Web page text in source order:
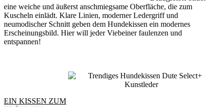
eine weiche und äußerst anschmiegsame Oberfläche, die zum
Kuscheln einlädt. Klare Linien, moderner Ledergriff und
neumodischer Schnitt geben dem Hundekissen ein modernes
Erscheinungsbild. Hier will jeder Viebeiner faulenzen und
entspannen!
EIN KISSEN ZUM